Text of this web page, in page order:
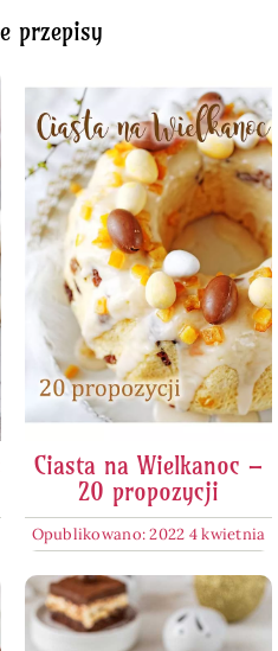
przepisy
Ciasta na Wielkanoc –
20 propozycji
Opublikowano: 2022 4 kwietnia